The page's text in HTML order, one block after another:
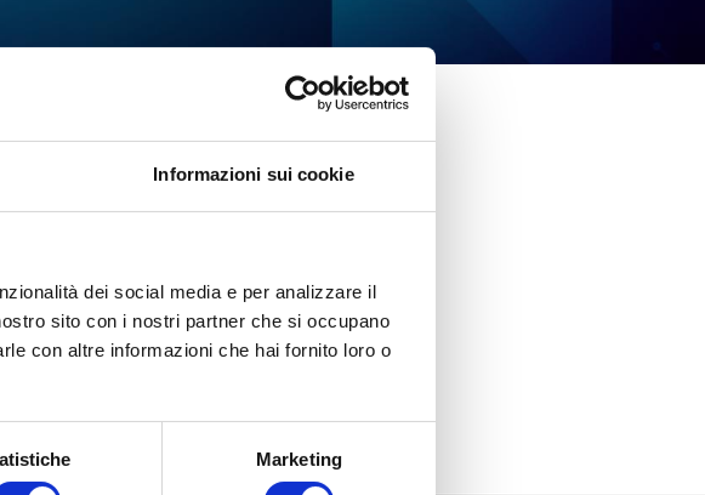
Informazioni sui cookie
dei social media e per analizzare il
sito con i nostri partner che si occupano
con altre informazioni che hai fornito loro o
Marketing
CATEGORIE
Infografica
Whitepaper